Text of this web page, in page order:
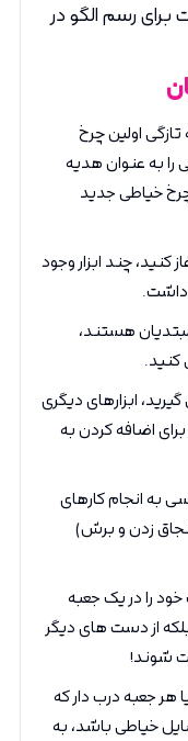
برای رسم الگو در
تازگی اولین چرخ
را به عنوان هدیه
چرخ خیاطی جدید
کنید، چند ابزار وجود
داشت.
هستند،
کنید.
ابزارهای دیگری
اضافه کردن به
به انجام کارهای
زدن و برش)
را در یک جعبه
بلکه از دست های دیگر
شوند!
هر جعبه درب دار که
خیاطی باشد، به